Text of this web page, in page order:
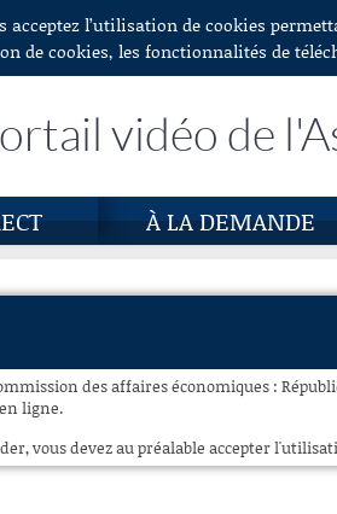
l’utilisation de cookies
de cookies, les fonctionnalités de
vidéo de
À LA DEMANDE
des affaires économiques :
ligne.
vous devez au préalable accepter